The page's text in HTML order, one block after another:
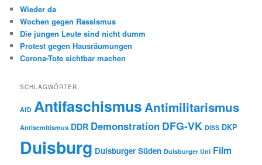
Wieder da
Wochen gegen Rassismus
Die jungen Leute sind nicht dumm
Protest gegen Hausräumungen
Corona-Tote sichtbar machen
SCHLAGWÖRTER
AfD AntifaschismusAntimilitarismus
Antisemitismus DDR Demonstration DFG-VK DISS DKP
Duisburg Duisburger Süden Duisburger Uni Film